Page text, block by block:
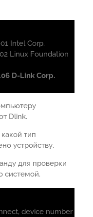
Intel Corp.
Linux Foundation
D-Link Corp.
Dlink.
тип
устройству.
для проверки
системой.
device number